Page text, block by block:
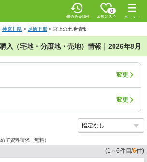
0
神奈川県 > 足柄下郡 > 宮上の土地情報
入（宅地・分譲地・売地）情報｜2026年8月
変更
変更
て資料請求（無料）
(1 ～6件目/6件)